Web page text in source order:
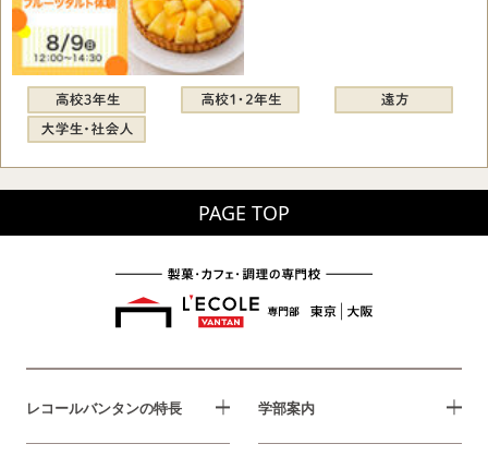
PAGE TOP
レコールバンタンの特長 学部案内